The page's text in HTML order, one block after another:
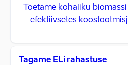
Toetame kohaliku
efektiivsetes
Tagame ELi rahastuse